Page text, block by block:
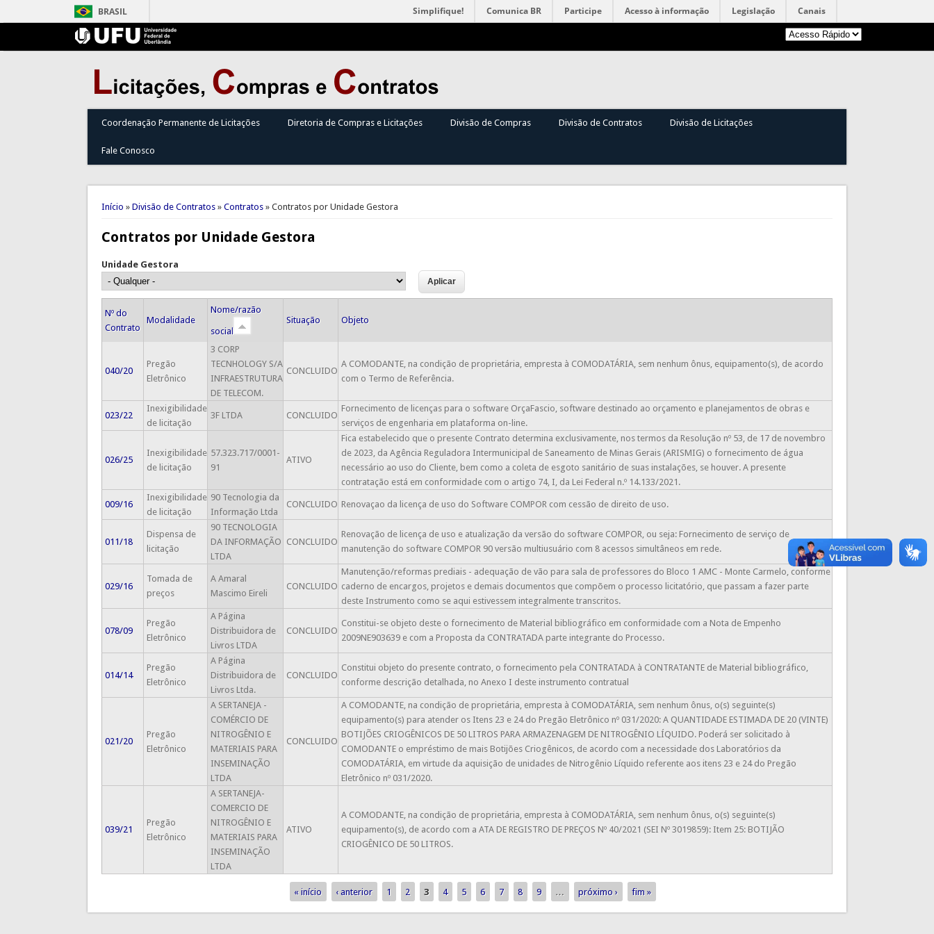
BRASIL Simplifique! Comunica BR Participe Acesso à informação Legislação Canais
Coordenação Permanente de Licitações Diretoria de Compras e Licitações Divisão de Compras Divisão de Contratos Divisão de Licitações
Fale Conosco
Você está aqui
Início » Divisão de Contratos» Contratos» Contratos por Unidade Gestora
Contratos por Unidade Gestora
Unidade Gestora
Nº do
Contrato
Modalidade
Nome/razão
social
Situação Objeto
040/20
Pregão
Eletrônico
3 CORP
TECNHOLOGY S/A
INFRAESTRUTURA
DE TELECOM​.
CONCLUIDO
A COMODANTE, na condição de proprietária, empresta à COMODATÁRIA, sem nenhum ônus, equipamento(s), de acordo
com o Termo de Referência.
023/22
Inexigibilidade
de licitação
3F LTDA CONCLUIDO
Fornecimento de licenças para o software OrçaFascio, software destinado ao orçamento e planejamentos de obras e
serviços de engenharia em plataforma on-line.
026/25
Inexigibilidade
de licitação
57.323.717/0001-
91
ATIVO
Fica estabelecido que o presente Contrato determina exclusivamente, nos termos da Resolução nº 53, de 17 de novembro
de 2023, da Agência Reguladora Intermunicipal de Saneamento de Minas Gerais (ARISMIG) o fornecimento de água
necessário ao uso do Cliente, bem como a coleta de esgoto sanitário de suas instalações, se houver. A presente
contratação está em conformidade com o artigo 74, I, da Lei Federal n.º 14.133/2021.
009/16
Inexigibilidade
de licitação
90 Tecnologia da
Informação Ltda
CONCLUIDO Renovaçao da licença de uso do Software COMPOR com cessão de direito de uso.
011/18
Dispensa de
licitação
90 TECNOLOGIA
DA INFORMAÇÃO
LTDA
CONCLUIDO
Renovação de licença de uso e atualização da versão do software COMPOR, ou seja: Fornecimento de serviço de
manutenção do software COMPOR 90 versão multiusuário com 8 acessos simultâneos em rede.
029/16
Tomada de
preços
A Amaral
Mascimo Eireli
CONCLUIDO
Manutenção/reformas prediais - adequação de vão para sala de professores do Bloco 1 AMC - Monte Carmelo, conforme
caderno de encargos, projetos e demais documentos que compõem o processo licitatório, que passam a fazer parte
deste Instrumento como se aqui estivessem integralmente transcritos.
078/09
Pregão
Eletrônico
A Página
Distribuidora de
Livros LTDA
CONCLUIDO
Constitui-se objeto deste o fornecimento de Material bibliográfico em conformidade com a Nota de Empenho
2009NE903639 e com a Proposta da CONTRATADA parte integrante do Processo.
014/14
Pregão
Eletrônico
A Página
Distribuidora de
Livros Ltda.
CONCLUIDO
Constitui objeto do presente contrato, o fornecimento pela CONTRATADA à CONTRATANTE de Material bibliográfico,
conforme descrição detalhada, no Anexo I deste instrumento contratual
021/20
Pregão
Eletrônico
A SERTANEJA -
COMÉRCIO DE
NITROGÊNIO E
MATERIAIS PARA
INSEMINAÇÃO
LTDA
CONCLUIDO
A COMODANTE, na condição de proprietária, empresta à COMODATÁRIA, sem nenhum ônus, o(s) seguinte(s)
equipamento(s) para atender os Itens 23 e 24 do Pregão Eletrônico nº 031/2020: A QUANTIDADE ESTIMADA DE 20 (VINTE)
BOTIJÕES CRIOGÊNICOS DE 50 LITROS PARA ARMAZENAGEM DE NITROGÊNIO LÍQUIDO. Poderá ser solicitado à
COMODANTE o empréstimo de mais Botijões Criogênicos, de acordo com a necessidade dos Laboratórios da
COMODATÁRIA, em virtude da aquisição de unidades de Nitrogênio Líquido referente aos itens 23 e 24 do Pregão
Eletrônico nº 031/2020.
039/21
Pregão
Eletrônico
A SERTANEJA-
COMERCIO DE
NITROGÊNIO E
MATERIAIS PARA
INSEMINAÇÃO
LTDA
ATIVO
A COMODANTE, na condição de proprietária, empresta à COMODATÁRIA, sem nenhum ônus, o(s) seguinte(s)
equipamento(s), de acordo com a ATA DE REGISTRO DE PREÇOS Nº 40/2021 (SEI Nº 3019859): Item 25: BOTIJÃO
CRIOGÊNICO DE 50 LITROS.
« início ‹ anterior 1 2 3 4 5 6 7 8 9 … próximo › fim »